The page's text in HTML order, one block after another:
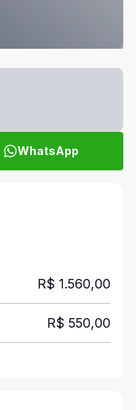
WhatsApp
R$ 1.560,00
R$ 550,00